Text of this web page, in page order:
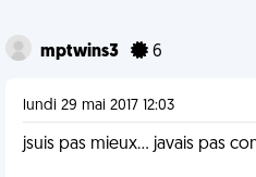
mptwins3 6
lundi 29 mai 2017 12:03
jsuis pas mieux... javais pas